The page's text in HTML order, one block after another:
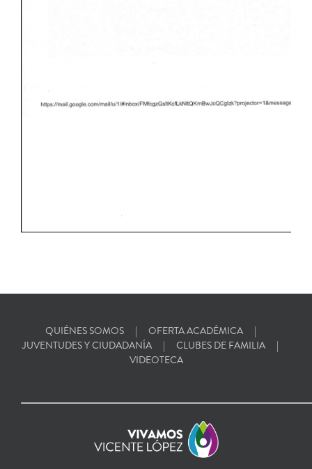
QUIÉNES SOMOS
OFERTA ACADÉMICA
JUVENTUDES Y CIUDADANÍA
CLUBES DE FAMILIA
VIDEOTECA